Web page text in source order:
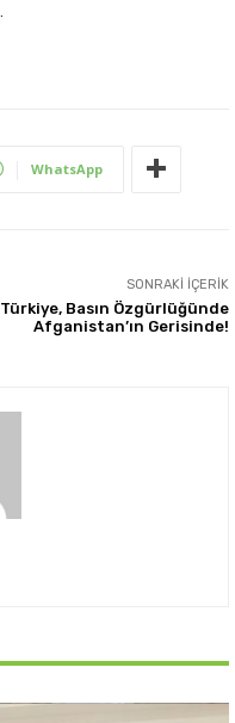
WhatsApp
SONRAKI İÇERIK
Türkiye, Basın Özgürlüğünde
Afganistan’ın Gerisinde!